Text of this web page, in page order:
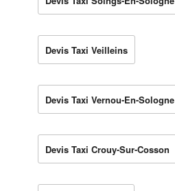
Devis Taxi Veilleins
Devis Taxi Vernou-En-Sologne
Devis Taxi Crouy-Sur-Cosson